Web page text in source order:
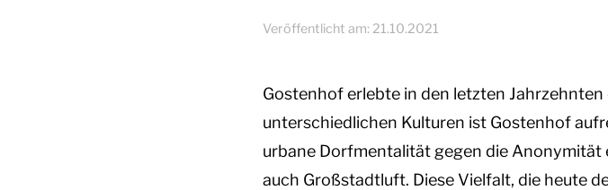
Veröffentlicht am: 21.10.2021
Gostenhof erlebte in den letzten
unterschiedlichen Kulturen ist Gostenhof
urbane Dorfmentalität gegen die
auch Großstadtluft. Diese Vielfalt, die heute